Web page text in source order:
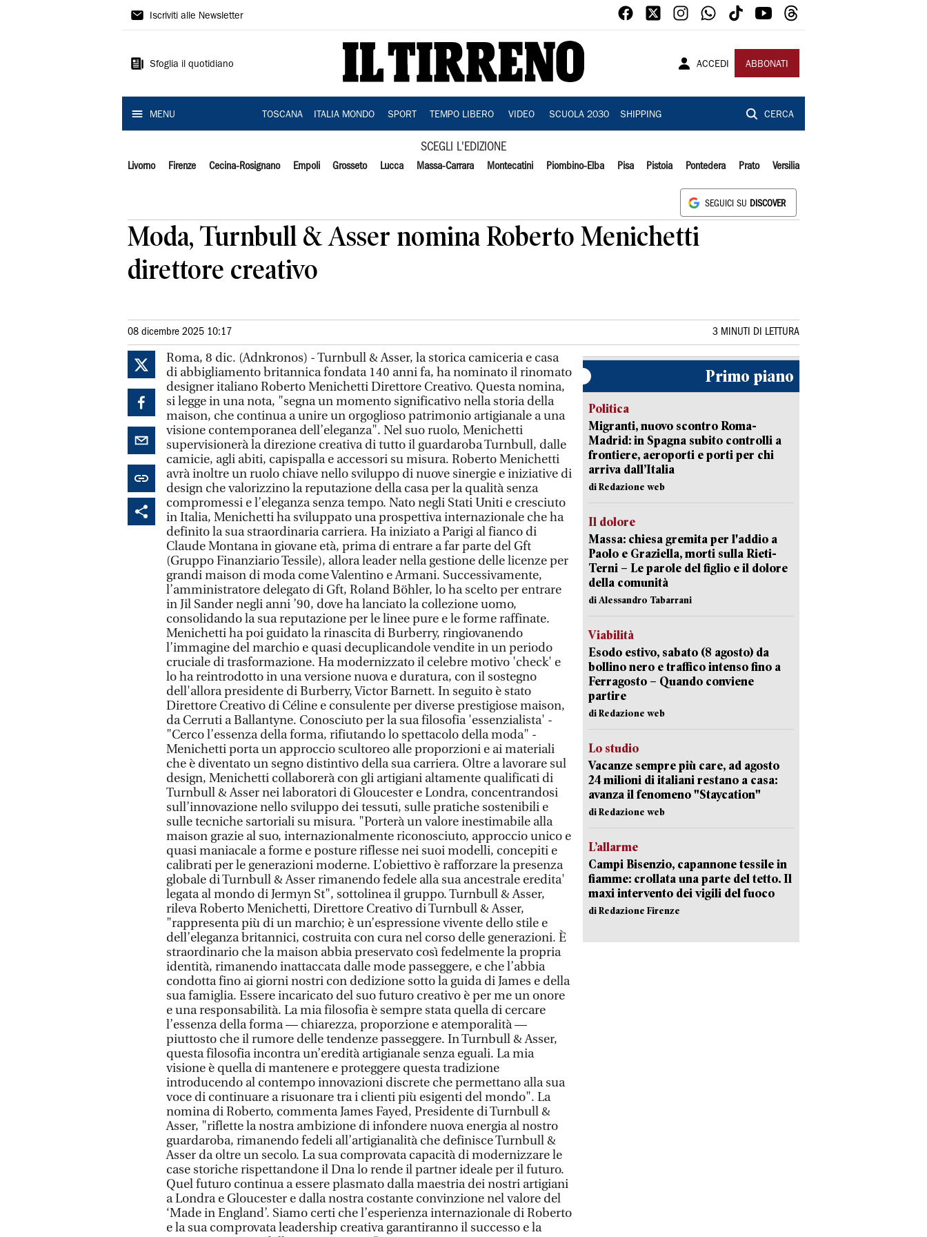
Il
Iscriviti alle Newsletter
Sfoglia il quotidiano ACCEDI ABBONATI
MENU TOSCANA ITALIA MONDO SPORT TEMPO LIBERO VIDEO SCUOLA 2030 SHIPPING CERCA
SCEGLI L'EDIZIONE
Livorno Firenze Cecina-Rosignano Empoli Grosseto Lucca Massa-Carrara Montecatini Piombino-Elba Pisa Pistoia Pontedera Prato Versilia
SEGUICI SU DISCOVER
Moda, Turnbull & Asser nomina Roberto Menichetti
direttore creativo
08 dicembre 2025 10:17 3 MINUTI DI LETTURA
Roma, 8 dic. (Adnkronos) - Turnbull & Asser, la storica camiceria e casa
di abbigliamento britannica fondata 140 anni fa, ha nominato il rinomato
designer italiano Roberto Menichetti Direttore Creativo. Questa nomina,
si legge in una nota, "segna un momento significativo nella storia della
maison, che continua a unire un orgoglioso patrimonio artigianale a una
visione contemporanea dell’eleganza". Nel suo ruolo, Menichetti
supervisionerà la direzione creativa di tutto il guardaroba Turnbull, dalle
camicie, agli abiti, capispalla e accessori su misura. Roberto Menichetti
avrà inoltre un ruolo chiave nello sviluppo di nuove sinergie e iniziative di
design che valorizzino la reputazione della casa per la qualità senza
compromessi e l’eleganza senza tempo. Nato negli Stati Uniti e cresciuto
in Italia, Menichetti ha sviluppato una prospettiva internazionale che ha
definito la sua straordinaria carriera. Ha iniziato a Parigi al fianco di
Claude Montana in giovane età, prima di entrare a far parte del Gft
(Gruppo Finanziario Tessile), allora leader nella gestione delle licenze per
grandi maison di moda come Valentino e Armani. Successivamente,
l’amministratore delegato di Gft, Roland Böhler, lo ha scelto per entrare
in Jil Sander negli anni ’90, dove ha lanciato la collezione uomo,
consolidando la sua reputazione per le linee pure e le forme raffinate.
Menichetti ha poi guidato la rinascita di Burberry, ringiovanendo
l’immagine del marchio e quasi decuplicandole vendite in un periodo
cruciale di trasformazione. Ha modernizzato il celebre motivo 'check' e
lo ha reintrodotto in una versione nuova e duratura, con il sostegno
dell'allora presidente di Burberry, Victor Barnett. In seguito è stato
Direttore Creativo di Céline e consulente per diverse prestigiose maison,
da Cerruti a Ballantyne. Conosciuto per la sua filosofia 'essenzialista' -
"Cerco l’essenza della forma, rifiutando lo spettacolo della moda" -
Menichetti porta un approccio scultoreo alle proporzioni e ai materiali
che è diventato un segno distintivo della sua carriera. Oltre a lavorare sul
design, Menichetti collaborerà con gli artigiani altamente qualificati di
Turnbull & Asser nei laboratori di Gloucester e Londra, concentrandosi
sull’innovazione nello sviluppo dei tessuti, sulle pratiche sostenibili e
sulle tecniche sartoriali su misura. "Porterà un valore inestimabile alla
maison grazie al suo, internazionalmente riconosciuto, approccio unico e
quasi maniacale a forme e posture riflesse nei suoi modelli, concepiti e
calibrati per le generazioni moderne. L’obiettivo è rafforzare la presenza
globale di Turnbull & Asser rimanendo fedele alla sua ancestrale eredita'
legata al mondo di Jermyn St", sottolinea il gruppo. Turnbull & Asser,
rileva Roberto Menichetti, Direttore Creativo di Turnbull & Asser,
"rappresenta più di un marchio; è un’espressione vivente dello stile e
dell’eleganza britannici, costruita con cura nel corso delle generazioni. È
straordinario che la maison abbia preservato così fedelmente la propria
identità, rimanendo inattaccata dalle mode passeggere, e che l’abbia
condotta fino ai giorni nostri con dedizione sotto la guida di James e della
sua famiglia. Essere incaricato del suo futuro creativo è per me un onore
e una responsabilità. La mia filosofia è sempre stata quella di cercare
l’essenza della forma — chiarezza, proporzione e atemporalità —
piuttosto che il rumore delle tendenze passeggere. In Turnbull & Asser,
questa filosofia incontra un’eredità artigianale senza eguali. La mia
visione è quella di mantenere e proteggere questa tradizione
introducendo al contempo innovazioni discrete che permettano alla sua
voce di continuare a risuonare tra i clienti più esigenti del mondo". La
nomina di Roberto, commenta James Fayed, Presidente di Turnbull &
Asser, "riflette la nostra ambizione di infondere nuova energia al nostro
guardaroba, rimanendo fedeli all’artigianalità che definisce Turnbull &
Asser da oltre un secolo. La sua comprovata capacità di modernizzare le
case storiche rispettandone il Dna lo rende il partner ideale per il futuro.
Quel futuro continua a essere plasmato dalla maestria dei nostri artigiani
a Londra e Gloucester e dalla nostra costante convinzione nel valore del
‘Made in England’. Siamo certi che l’esperienza internazionale di Roberto
e la sua comprovata leadership creativa garantiranno il successo e la
Primo piano
Politica
Migranti, nuovo scontro Roma-
Madrid: in Spagna subito controlli a
frontiere, aeroporti e porti per chi
arriva dall’Italia
di Redazione web
Il dolore
Massa: chiesa gremita per l'addio a
Paolo e Graziella, morti sulla Rieti-
Terni – Le parole del figlio e il dolore
della comunità
di Alessandro Tabarrani
Viabilità
Esodo estivo, sabato (8 agosto) da
bollino nero e traffico intenso fino a
Ferragosto – Quando conviene
partire
di Redazione web
Lo studio
Vacanze sempre più care, ad agosto
24 milioni di italiani restano a casa:
avanza il fenomeno "Staycation"
di Redazione web
L’allarme
Campi Bisenzio, capannone tessile in
fiamme: crollata una parte del tetto. Il
maxi intervento dei vigili del fuoco
di Redazione Firenze